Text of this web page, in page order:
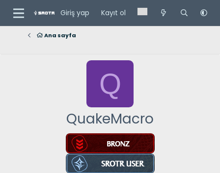
Giriş yap Kayıt ol
Ana sayfa
Q
QuakeMacro